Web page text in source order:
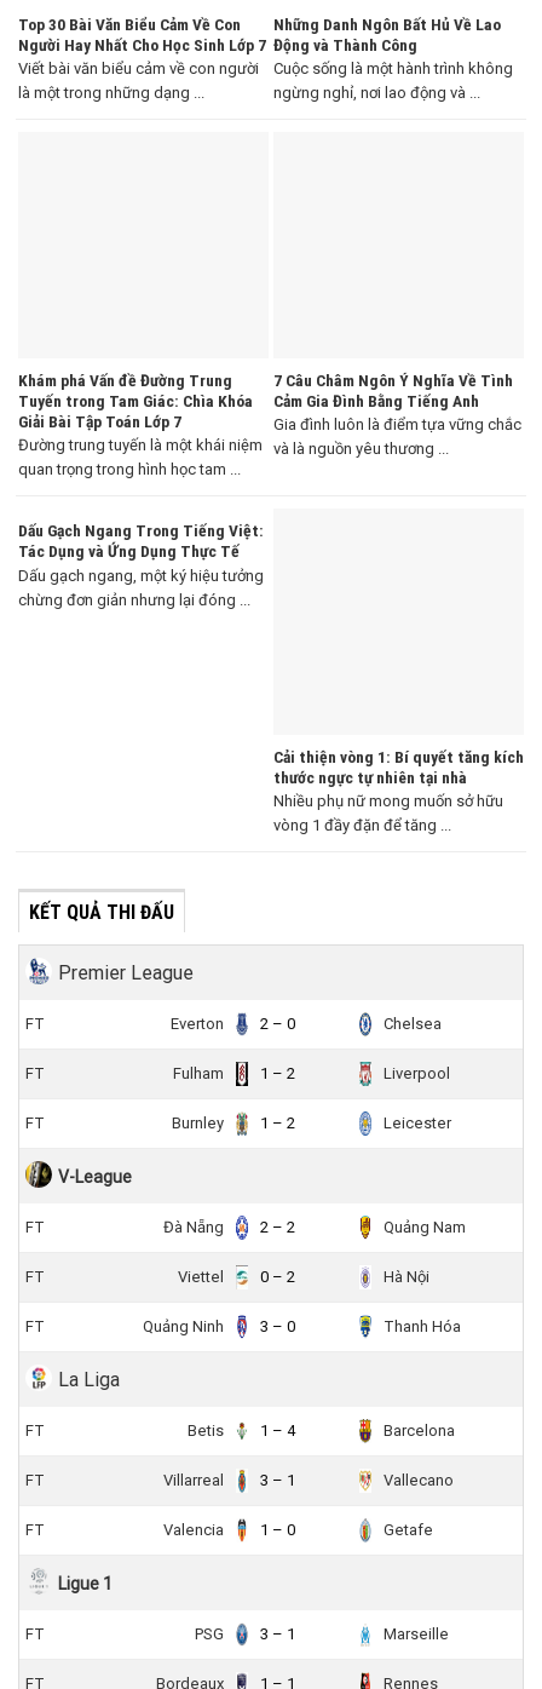
Top 30 Bài Văn Biểu Cảm Về Con
Người Hay Nhất Cho Học Sinh Lớp 7
Viết bài văn biểu cảm về con người
là một trong những dạng ...
Những Danh Ngôn Bất Hủ Về Lao
Động và Thành Công
Cuộc sống là một hành trình không
ngừng nghỉ, nơi lao động và ...
Khám phá Vấn đề Đường Trung
Tuyến trong Tam Giác: Chìa Khóa
Giải Bài Tập Toán Lớp 7
Đường trung tuyến là một khái niệm
quan trọng trong hình học tam ...
7 Câu Châm Ngôn Ý Nghĩa Về Tình
Cảm Gia Đình Bằng Tiếng Anh
Gia đình luôn là điểm tựa vững chắc
và là nguồn yêu thương ...
Dấu Gạch Ngang Trong Tiếng Việt:
Tác Dụng và Ứng Dụng Thực Tế
Dấu gạch ngang, một ký hiệu tưởng
chừng đơn giản nhưng lại đóng ...
Cải thiện vòng 1: Bí quyết tăng kích
thước ngực tự nhiên tại nhà
Nhiều phụ nữ mong muốn sở hữu
vòng 1 đầy đặn để tăng ...
KẾT QUẢ THI ĐẤU
Premier League
FT Everton 2 – 0 Chelsea
FT Fulham 1 – 2 Liverpool
FT Burnley 1 – 2 Leicester
V-League
FT Đà Nẵng 2 – 2 Quảng Nam
FT Viettel 0 – 2 Hà Nội
FT Quảng Ninh 3 – 0 Thanh Hóa
La Liga
FT Betis 1 – 4 Barcelona
FT Villarreal 3 – 1 Vallecano
FT Valencia 1 – 0 Getafe
Ligue 1
FT PSG 3 – 1 Marseille
FT Bordeaux 1 – 1 Rennes